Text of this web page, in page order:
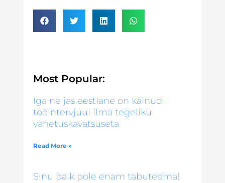
Most Popular:
Iga neljas eestlane on käinud
tööintervjuul ilma tegeliku
vahetuskavatsuseta
Read More »
Sinu palk pole enam tabuteema!